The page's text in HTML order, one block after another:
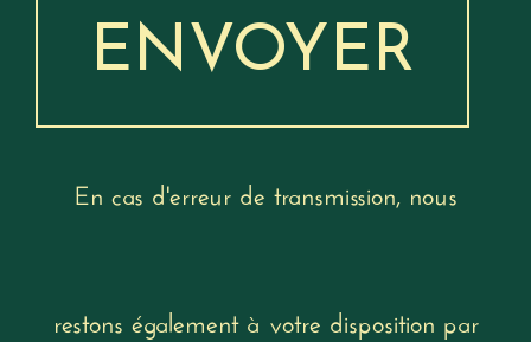
ENVOYER
En cas d'erreur de transmission, nous
restons également à votre disposition par